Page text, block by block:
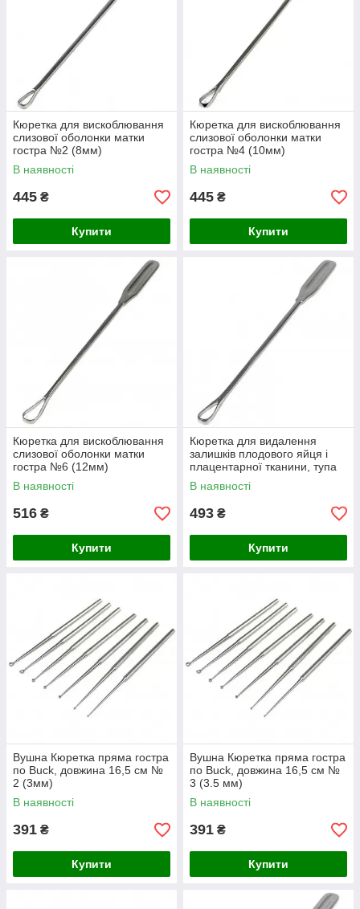
Кюретка для вискоблювання
слизової оболонки матки
гостра №2 (8мм)
В наявності
445 ₴
Купити
Кюретка для вискоблювання
слизової оболонки матки
гостра №4 (10мм)
В наявності
445 ₴
Купити
Кюретка для вискоблювання
слизової оболонки матки
гостра №6 (12мм)
В наявності
516 ₴
Купити
Кюретка для видалення
залишків плодового яйця і
плацентарної тканини, тупа
№4 (10мм)
В наявності
493 ₴
Купити
Вушна Кюретка пряма гостра
по Buck, довжина 16,5 см №
2 (3мм)
В наявності
391 ₴
Купити
Вушна Кюретка пряма гостра
по Buck, довжина 16,5 см №
3 (3.5 мм)
В наявності
391 ₴
Купити